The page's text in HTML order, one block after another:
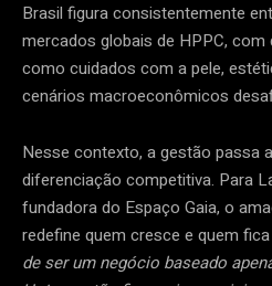
Brasil figura consistentemente
mercados globais de HPPC,
como cuidados com a pele,
cenários macroeconômicos
Nesse contexto, a gestão passa
diferenciação competitiva. Para
fundadora do Espaço Gaia, o
redefine quem cresce e quem
de ser um negócio baseado